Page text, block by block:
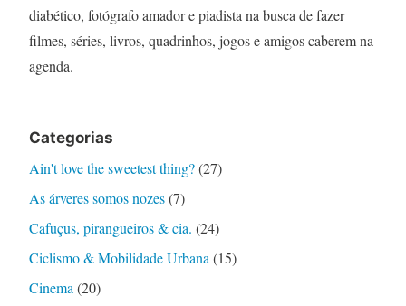
diabético, fotógrafo amador e piadista na busca de fazer
filmes, séries, livros, quadrinhos, jogos e amigos caberem na
agenda.
Categorias
Ain't love the sweetest thing?(27)
As árveres somos nozes(7)
Cafuçus, pirangueiros & cia. (24)
Ciclismo & Mobilidade Urbana (15)
Cinema (20)